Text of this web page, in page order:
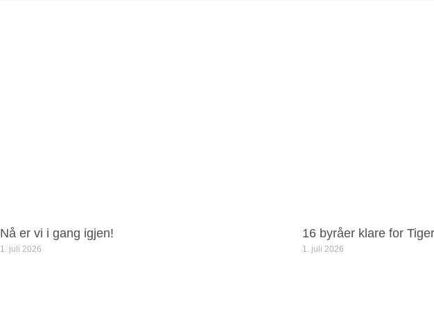
Nå er vi i gang igjen!
1. juli 2026
16 byråer klare for
1. juli 2026